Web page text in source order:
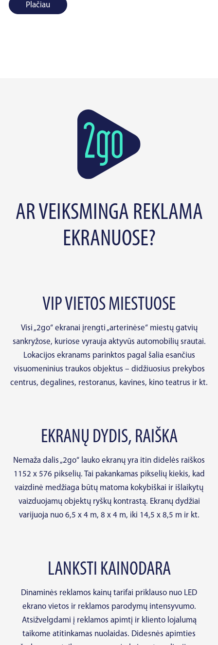
Plačiau
AR VEIKSMINGA REKLAMA
EKRANUOSE?
VIP VIETOS MIESTUOSE
Visi „2go“ ekranai įrengti „arterinėse“ miestų gatvių
sankryžose, kuriose vyrauja aktyvūs automobilių srautai.
Lokacijos ekranams parinktos pagal šalia esančius
visuomeninius traukos objektus – didžiuosius prekybos
centrus, degalines, restoranus, kavines, kino teatrus ir kt.
EKRANŲ DYDIS, RAIŠKA
Nemaža dalis „2go“ lauko ekranų yra itin didelės raiškos
1152 x 576 pikselių. Tai pakankamas pikselių kiekis, kad
vaizdinė medžiaga būtų matoma kokybiškai ir išlaikytų
vaizduojamų objektų ryškų kontrastą. Ekranų dydžiai
varijuoja nuo 6,5 x 4 m, 8 x 4 m, iki 14,5 x 8,5 m ir kt.
LANKSTI KAINODARA
Dinaminės reklamos kainų tarifai priklauso nuo LED
ekrano vietos ir reklamos parodymų intensyvumo.
Atsižvelgdami į reklamos apimtį ir kliento lojalumą
taikome atitinkamas nuolaidas. Didesnės apimties